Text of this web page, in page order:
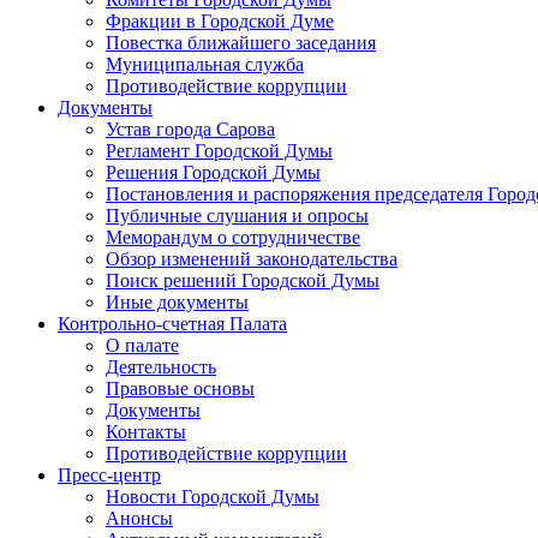
Фракции в Городской Думе
Повестка ближайшего заседания
Муниципальная служба
Противодействие коррупции
Документы
Устав города Сарова
Регламент Городской Думы
Решения Городской Думы
Постановления и распоряжения председателя
Публичные слушания и опросы
Меморандум о сотрудничестве
Обзор изменений законодательства
Поиск решений Городской Думы
Иные документы
Контрольно-счетная Палата
О палате
Деятельность
Правовые основы
Документы
Контакты
Противодействие коррупции
Пресс-центр
Новости Городской Думы
Анонсы